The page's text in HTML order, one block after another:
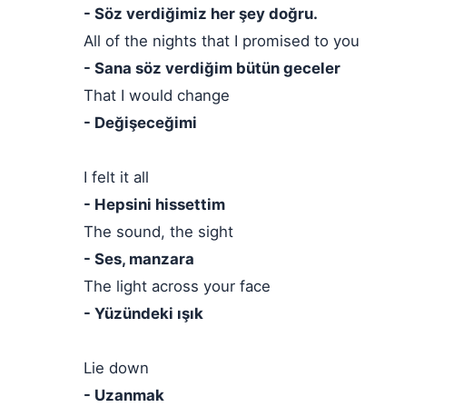
- Söz verdiğimiz her şey doğru.
All of the nights that I promised to you
- Sana söz verdiğim bütün geceler
That I would change
- Değişeceğimi
I felt it all
- Hepsini hissettim
The sound, the sight
- Ses, manzara
The light across your face
- Yüzündeki ışık
Lie down
- Uzanmak